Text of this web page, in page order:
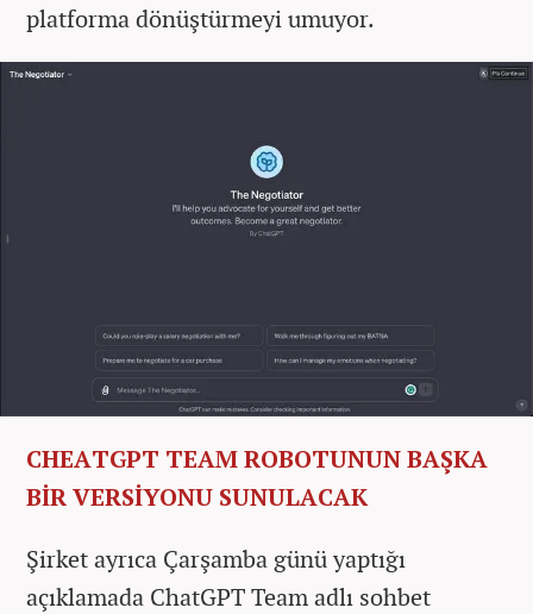
platforma dönüştürmeyi umuyor.
CHEATGPT TEAM ROBOTUNUN BAŞKA
BİR VERSİYONU SUNULACAK
Şirket ayrıca Çarşamba günü yaptığı
açıklamada ChatGPT Team adlı sohbet